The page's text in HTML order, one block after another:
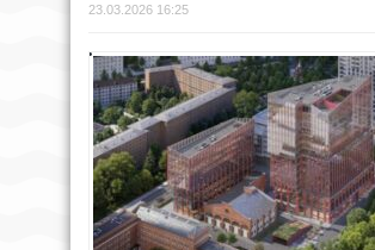
23.03.2026 16:25